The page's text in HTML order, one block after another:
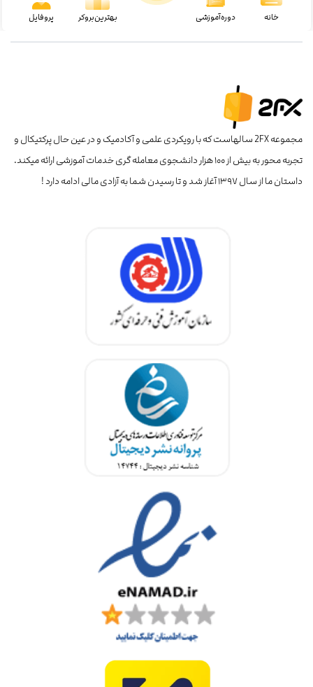
خانه دوره‌آموزشی بهترین‌بروکر پروفایل
مجموعه 2FX سالهاست که با رویکردی علمی و آکادمیک و در عین حال پرکتیکال و
تجربه محور به بیش از ۱۰۰ هزار دانشجوی معامله گری خدمات آموزشی ارائه میکند.
داستان ما از سال ۱۳۹۷ آغاز شد و تا رسیدن شما به آزادی مالی ادامه دارد !